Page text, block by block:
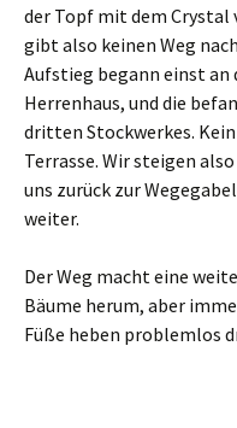
der Topf mit dem Crystal
gibt also keinen Weg
Aufstieg begann einst an
Herrenhaus, und die
dritten Stockwerkes.
Terrasse. Wir steigen
uns zurück zur
weiter.
Der Weg macht eine
Bäume herum, aber
Füße heben problemlos